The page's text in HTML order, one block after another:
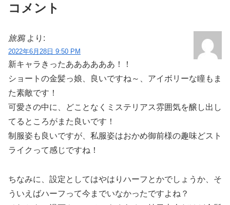
コメント
旅鴉 より:
2022年6月28日 9:50 PM
新キャラきったああああああ！！
ショートの金髪っ娘、良いですね～、アイボリーな瞳もま
た素敵です！
可愛さの中に、どことなくミステリアス雰囲気を醸し出し
てるところがまた良いです！
制服姿も良いですが、私服姿はおかめ御前様の趣味どスト
ライクって感じですね！
ちなみに、設定としてはやはりハーフとかでしょうか、そ
ういえばハーフって今までいなかったですよね？